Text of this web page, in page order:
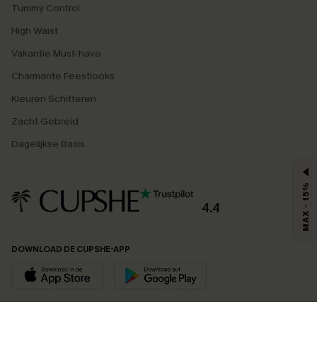
Tummy Control
High Waist
Vakantie Must-have
Charmante Feestlooks
Kleuren Schitteren
Zacht Gebreid
Dagelijkse Basis
4.4
DOWNLOAD DE CUPSHE-APP
MAX - 15%